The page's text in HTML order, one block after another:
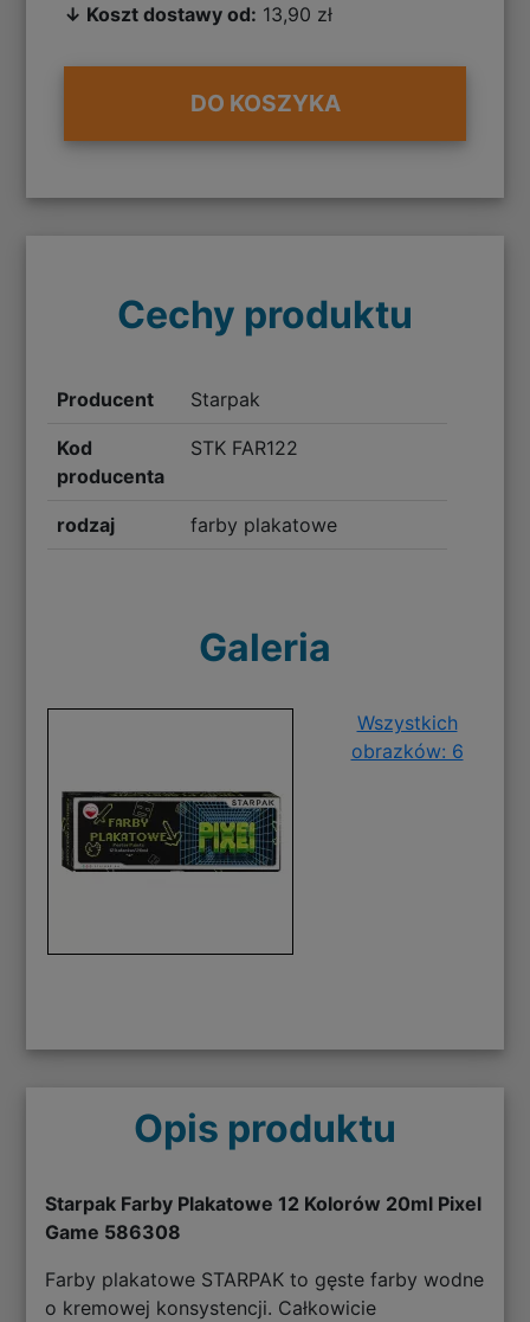
↓ Koszt dostawy od: 13,90 zł
DO KOSZYKA
Cechy produktu
Producent Starpak
Kod
producenta
STK FAR122
rodzaj farby plakatowe
Galeria
Wszystkich
obrazków: 6
Opis produktu
Starpak Farby Plakatowe 12 Kolorów 20ml Pixel
Game 586308
Farby plakatowe STARPAK to gęste farby wodne
o kremowej konsystencji. Całkowicie